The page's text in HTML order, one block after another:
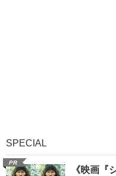
SPECIAL
PR
《映画『